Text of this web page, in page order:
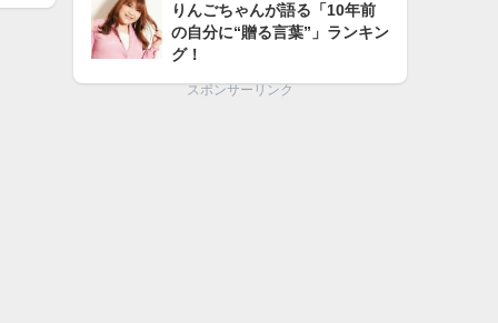
りんごちゃんが語る「10年前
の自分に“贈る言葉”」ランキン
グ！
スポンサーリンク